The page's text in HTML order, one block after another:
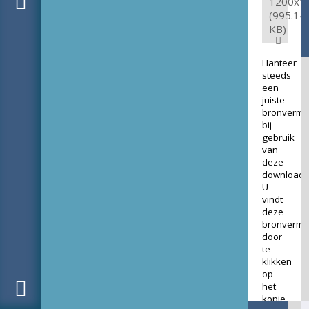
(995.14
KB)
Hanteer
steeds
een
juiste
bij
gebruik
van
deze
download.
U
vindt
deze
door
te
klikken
op
het
kopje